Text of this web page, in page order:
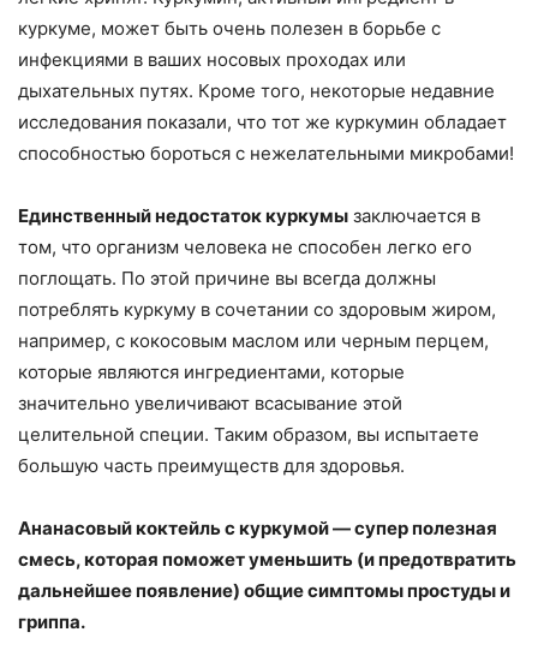
куркуме, может быть очень полезен в борьбе с
инфекциями в ваших носовых проходах или
дыхательных путях. Кроме того, некоторые недавние
исследования показали, что тот же куркумин обладает
способностью бороться с нежелательными микробами!
Единственный недостаток куркумы заключается в
том, что организм человека не способен легко его
поглощать. По этой причине вы всегда должны
потреблять куркуму в сочетании со здоровым жиром,
например, с кокосовым маслом или черным перцем,
которые являются ингредиентами, которые
значительно увеличивают всасывание этой
целительной специи. Таким образом, вы испытаете
большую часть преимуществ для здоровья.
Ананасовый коктейль с куркумой — супер полезная
смесь, которая поможет уменьшить (и предотвратить
дальнейшее появление) общие симптомы простуды и
гриппа.